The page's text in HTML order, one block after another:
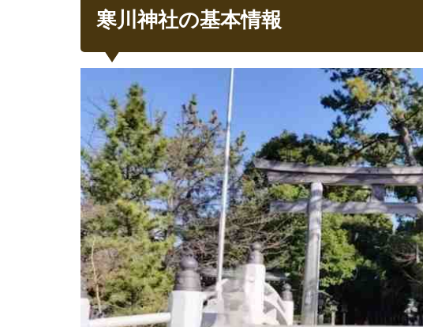
情報
アクセ
ス
2
全
国
唯
一
の
八
方
除
け
2.1
方位
盤と
寒川神社の基本情報